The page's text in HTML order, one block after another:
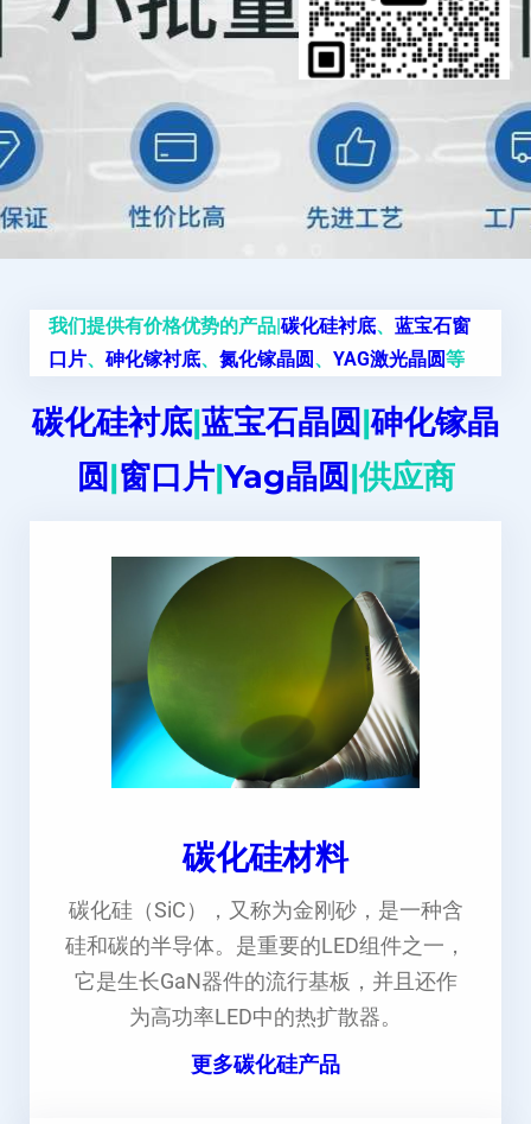
我们提供有价格优势的产品|碳化硅衬底、 蓝宝石窗
口片、 砷化镓衬底、 氮化镓晶圆、 YAG激光晶圆等
碳化硅衬底|蓝宝石晶圆|砷化镓晶
圆|窗口片|Yag晶圆|供应商
碳化硅材料
碳化硅（SiC），又称为金刚砂，是一种含
硅和碳的半导体。是重要的LED组件之一，
它是生长GaN器件的流行基板，并且还作
为高功率LED中的热扩散器。
更多碳化硅产品